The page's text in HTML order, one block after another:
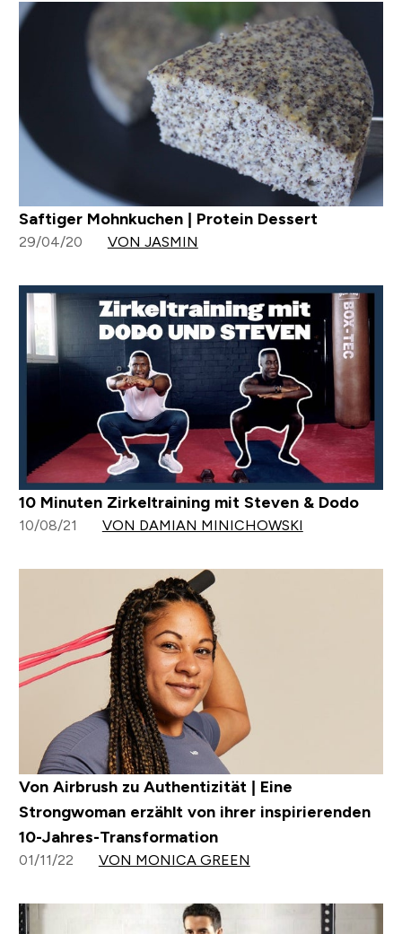
Saftiger Mohnkuchen | Protein Dessert
29/04/20 VON JASMIN
10 Minuten Zirkeltraining mit Steven & Dodo
10/08/21 VON DAMIAN MINICHOWSKI
Von Airbrush zu Authentizität | Eine
Strongwoman erzählt von ihrer inspirierenden
10-Jahres-Transformation
01/11/22 VON MONICA GREEN